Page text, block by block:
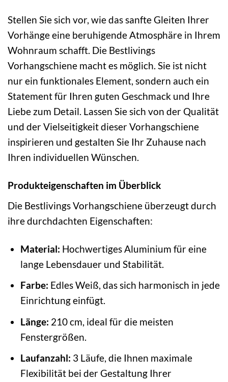
Stellen Sie sich vor, wie das sanfte Gleiten Ihrer
Vorhänge eine beruhigende Atmosphäre in Ihrem
Wohnraum schafft. Die Bestlivings
Vorhangschiene macht es möglich. Sie ist nicht
nur ein funktionales Element, sondern auch ein
Statement für Ihren guten Geschmack und Ihre
Liebe zum Detail. Lassen Sie sich von der Qualität
und der Vielseitigkeit dieser Vorhangschiene
inspirieren und gestalten Sie Ihr Zuhause nach
Ihren individuellen Wünschen.
Produkteigenschaften im Überblick
Die Bestlivings Vorhangschiene überzeugt durch
ihre durchdachten Eigenschaften:
Material: Hochwertiges Aluminium für eine
lange Lebensdauer und Stabilität.
Farbe: Edles Weiß, das sich harmonisch in jede
Einrichtung einfügt.
Länge: 210 cm, ideal für die meisten
Fenstergrößen.
Laufanzahl: 3 Läufe, die Ihnen maximale
Flexibilität bei der Gestaltung Ihrer